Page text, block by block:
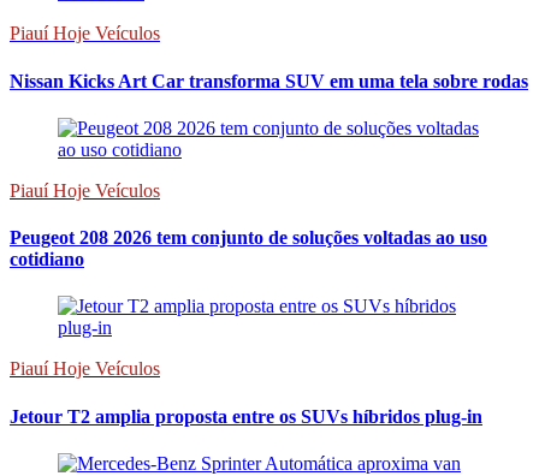
Piauí Hoje Veículos
Nissan Kicks Art Car transforma SUV em uma tela sobre rodas
Piauí Hoje Veículos
Peugeot 208 2026 tem conjunto de soluções voltadas ao uso
cotidiano
Piauí Hoje Veículos
Jetour T2 amplia proposta entre os SUVs híbridos plug-in